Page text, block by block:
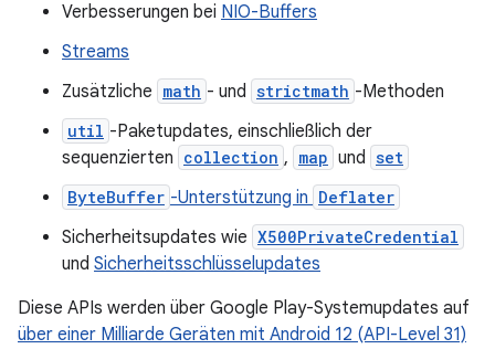
Verbesserungen bei NIO-Buffers
Streams
Zusätzliche math - und strictmath -Methoden
util -Paketupdates, einschließlich der
sequenzierten collection , map und set
ByteBuffer -Unterstützung in Deflater
Sicherheitsupdates wie X500PrivateCredential
und Sicherheitsschlüsselupdates
Diese APIs werden über Google Play-Systemupdates auf
über einer Milliarde Geräten mit Android 12 (API-Level 31)